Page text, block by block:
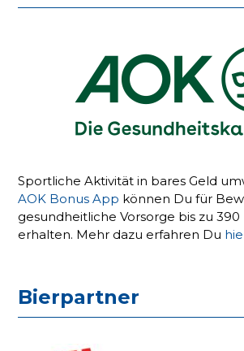
Sportliche Aktivität in bares Geld
AOK Bonus App können Du für
gesundheitliche Vorsorge bis zu 390
erhalten. Mehr dazu erfahren Du
Bierpartner